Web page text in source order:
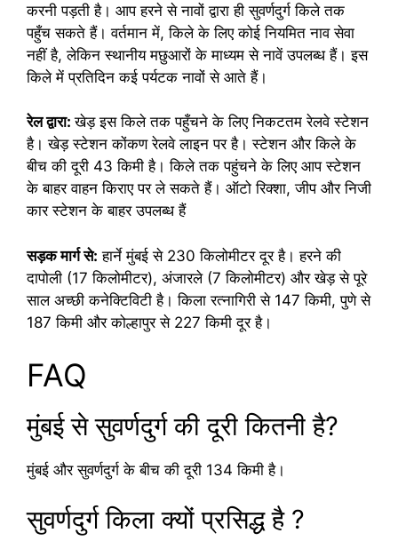
करनी पड़ती है। आप हरने से नावों द्वारा ही सुवर्णदुर्ग किले तक
पहुँच सकते हैं। वर्तमान में, किले के लिए कोई नियमित नाव सेवा
नहीं है, लेकिन स्थानीय मछुआरों के माध्यम से नावें उपलब्ध हैं। इस
किले में प्रतिदिन कई पर्यटक नावों से आते हैं।
रेल द्वारा:खेड़ इस किले तक पहुँचने के लिए निकटतम रेलवे स्टेशन
है। खेड़ स्टेशन कोंकण रेलवे लाइन पर है। स्टेशन और किले के
बीच की दूरी 43 किमी है। किले तक पहुंचने के लिए आप स्टेशन
के बाहर वाहन किराए पर ले सकते हैं। ऑटो रिक्शा, जीप और निजी
कार स्टेशन के बाहर उपलब्ध हैं
सड़क मार्ग से: हार्ने मुंबई से 230 किलोमीटर दूर है। हरने की
दापोली (17 किलोमीटर), अंजारले (7 किलोमीटर) और खेड़ से पूरे
साल अच्छी कनेक्टिविटी है। किला रत्नागिरी से 147 किमी, पुणे से
187 किमी और कोल्हापुर से 227 किमी दूर है।
FAQ
मुंबई से सुवर्णदुर्ग की दूरी कितनी है?
मुंबई और सुवर्णदुर्ग के बीच की दूरी 134 किमी है।
सुवर्णदुर्ग किला क्यों प्रसिद्ध है ?